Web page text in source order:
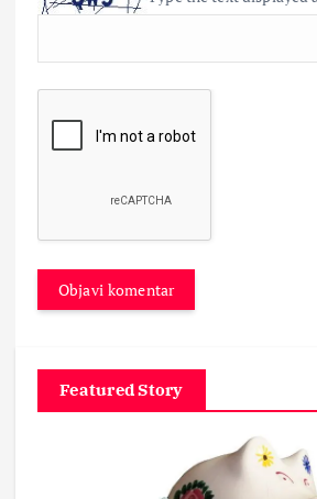
Featured Story